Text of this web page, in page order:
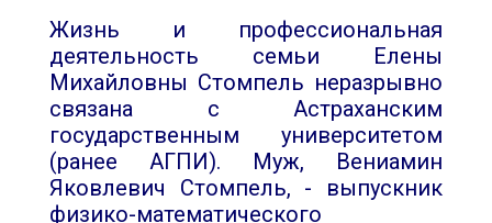
Жизнь и профессиональная
деятельность семьи Елены
Михайловны Стомпель неразрывно
связана с Астраханским
государственным университетом
(ранее АГПИ). Муж, Вениамин
Яковлевич Стомпель, - выпускник
физико-математического